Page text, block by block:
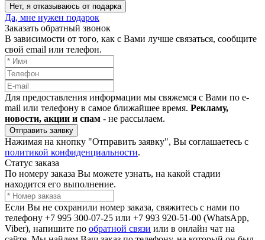
Нет, я отказываюсь от подарка
Да, мне нужен подарок
Заказать обратный звонок
В зависимости от того, как с Вами лучше связаться, сообщите
свой email или телефон.
Для предоставления информации мы свяжемся с Вами по e-
mail или телефону в самое ближайшее время. Рекламу,
новости, акции и спам - не рассылаем.
Отправить заявку
Нажимая на кнопку "Отправить заявку", Вы соглашаетесь с
политикой конфиденциальности.
Статус заказа
По номеру заказа Вы можете узнать, на какой стадии
находится его выполнение.
Если Вы не сохранили номер заказа, свяжитесь с нами по
телефону +7 995 300-07-25 или +7 993 920-51-00 (WhatsApp,
Viber), напишите по обратной связи или в онлайн чат на